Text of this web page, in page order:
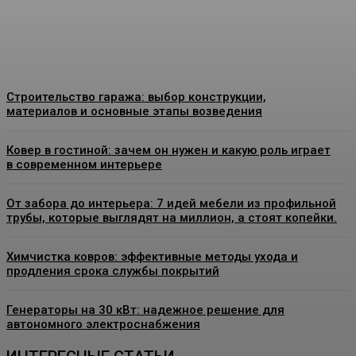
Строительство гаража: выбор конструкции,
материалов и основные этапы возведения
Ковер в гостиной: зачем он нужен и какую роль играет
в современном интерьере
От забора до интерьера: 7 идей мебели из профильной
трубы, которые выглядят на миллион, а стоят копейки.
Химчистка ковров: эффективные методы ухода и
продления срока службы покрытий
Генераторы на 30 кВт: надежное решение для
автономного электроснабжения